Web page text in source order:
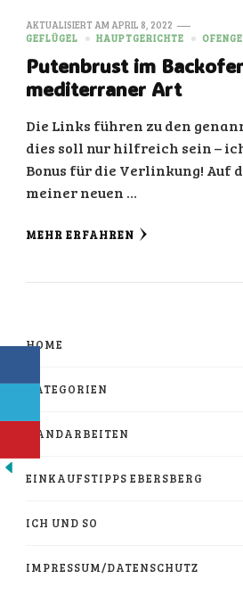
AKTUALISIERT AM APRIL 8, 2022
GEFLÜGEL
HAUPTGERICHTE
Putenbrust im
mediterraner Art
Die Links führen zu den
dies soll nur hilfreich sein –
Bonus für die Verlinkung! Auf
meiner neuen …
MEHR ERFAHREN
HOME
KATEGORIEN
HANDARBEITEN
EINKAUFSTIPPS EBERSBERG
ICH UND SO
IMPRESSUM/DATENSCHUTZ